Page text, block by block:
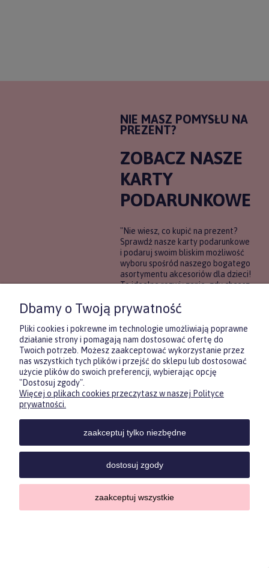
NIE MASZ POMYSŁU NA
PREZENT?
ZOBACZ NASZE
KARTY
PODARUNKOWE
"Nie wiesz, co kupić na prezent?
Sprawdź nasze karty podarunkowe
i podaruj swoim bliskim możliwość
wyboru spośród naszego bogatego
asortymentu akcesoriów dla dzieci!
To idealne rozwiązanie, gdy chcesz
pewności, co będzie najbardziej
trafione.
DOWIEDZ SIĘ WIĘCEJ
KONTAKTPOMOC MOJE
Sklep internetowy Shoper.pl
Zasubskrybuj nasz newsletter
i otrzymaj5% rabatu na pierwszyzakup.
Twój email
Dbamy o Twoją prywatność
Pliki cookies i pokrewne im technologie umożliwiają poprawne
działanie strony i pomagają nam dostosować ofertę do
Twoich potrzeb. Możesz zaakceptować wykorzystanie przez
nas wszystkich tych plików i przejść do sklepu lub dostosować
użycie plików do swoich preferencji, wybierając opcję
"Dostosuj zgody".
Więcej o plikach cookies przeczytasz w naszej Polityce
prywatności.
zaakceptuj tylko niezbędne
dostosuj zgody
zaakceptuj wszystkie